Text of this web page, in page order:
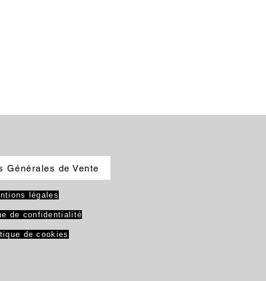
Générales de Vente
légales
de confidentialité
de cookies